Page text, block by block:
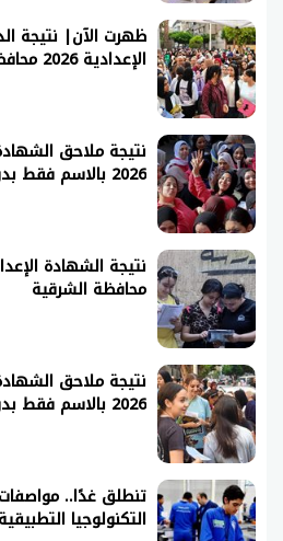
ظهرت الآن| نتيجة
الإعدادية 2026 محافظة أسيوط
نتيجة ملاحق
2026 بالاسم فقط بدون رقم الجلوس
محافظة الشرقية
نتيجة ملاحق
2026 بالاسم فقط بدون رقم الجلوس
تنطلق غدًا..
التكنولوجيا التطبيقية